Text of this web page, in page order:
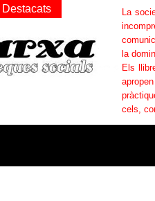
La
la
Els
cels,
Destacats